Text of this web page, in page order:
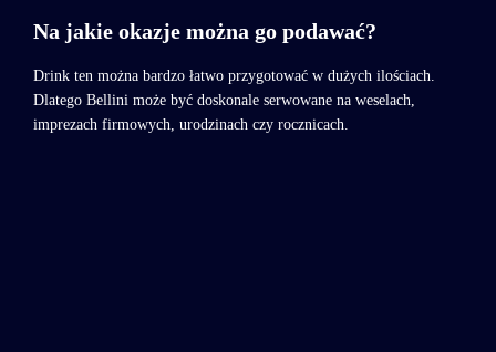
Na jakie okazje można go podawać?
Drink ten można bardzo łatwo przygotować w dużych ilościach.
Dlatego Bellini może być doskonale serwowane na weselach,
imprezach firmowych, urodzinach czy rocznicach.